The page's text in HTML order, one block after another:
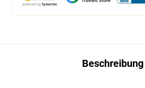
Beschreibung